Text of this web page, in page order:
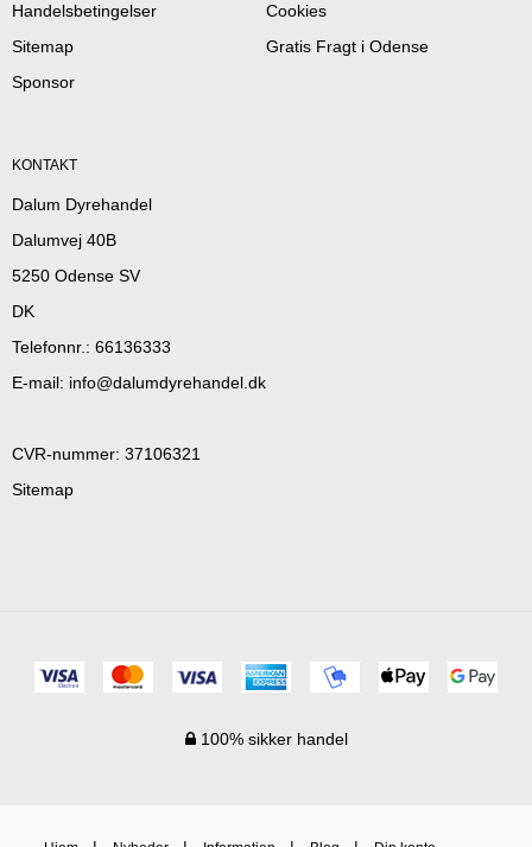
Handelsbetingelser
Cookies
Sitemap
Gratis Fragt i Odense
Sponsor
KONTAKT
Dalum Dyrehandel
Dalumvej 40B
5250 Odense SV
DK
Telefonnr.: 66136333
E-mail: info@dalumdyrehandel.dk
CVR-nummer: 37106321
Sitemap
100% sikker handel